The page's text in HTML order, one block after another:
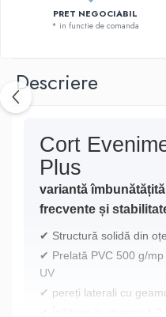
PRET NEGOCIABIL
* in functie de comanda
Descriere
Cort
Plus
variantă
frecvente și
✔ Structură solidă din
✔ Prelată PVC 500 g/
UV
✔ pereți laterali cu